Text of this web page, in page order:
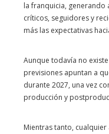
la franquicia, generando
críticos, seguidores y
más las expectativas
Aunque todavía no
previsiones apuntan a
durante 2027, una vez
producción y
Mientras tanto,